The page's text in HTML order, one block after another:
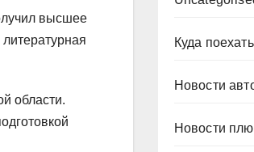
высшее
области.
Куда поехать
Новости
Новости